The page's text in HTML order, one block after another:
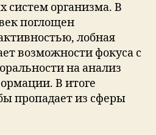
систем организма. В
поглощен
лобная
возможности фокуса с
на анализ
В итоге
пропадает из сферы